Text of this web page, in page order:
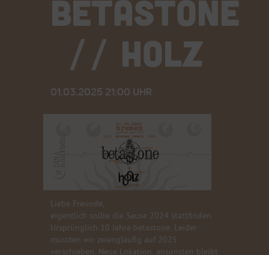
BETASTONE
// HOLZ
01.03.2025 21:00 UHR
Liebe Freunde,
eigentlich sollte die Sause 2024 stattfinden.
Ursprünglich 10 Jahre betastone. Leider
mussten wir zwangläufig auf 2025
verschieben. Neue Lokation, ansonsten bleibt